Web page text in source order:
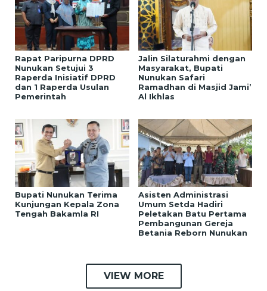
Rapat Paripurna DPRD
Nunukan Setujui 3
Raperda Inisiatif DPRD
dan 1 Raperda Usulan
Pemerintah
Jalin Silaturahmi dengan
Masyarakat, Bupati
Nunukan Safari
Ramadhan di Masjid Jami’
Al Ikhlas
Bupati Nunukan Terima
Kunjungan Kepala Zona
Tengah Bakamla RI
Asisten Administrasi
Umum Setda Hadiri
Peletakan Batu Pertama
Pembangunan Gereja
Betania Reborn Nunukan
VIEW MORE